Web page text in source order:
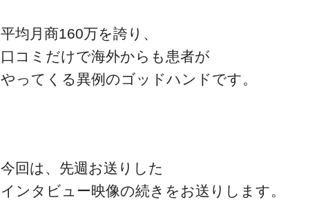
平均月商160万を誇り、
口コミだけで海外からも患者が
やってくる異例のゴッドハンドです。
今回は、先週お送りした
インタビュー映像の続きをお送りします。